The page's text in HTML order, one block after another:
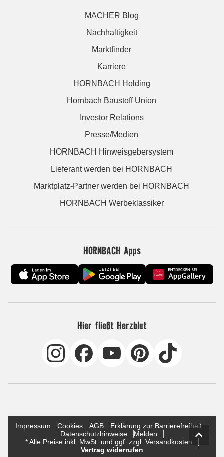
MACHER Blog
Nachhaltigkeit
Marktfinder
Karriere
HORNBACH Holding
Hornbach Baustoff Union
Investor Relations
Presse/Medien
HORNBACH Hinweisgebersystem
Lieferant werden bei HORNBACH
Marktplatz-Partner werden bei HORNBACH
HORNBACH Werbeklassiker
HORNBACH Apps
Hier fließt Herzblut
Impressum Cookies AGB
Erklärung zur Barrierefreiheit
Datenschutzhinweise
Melden
* Alle Preise inkl. MwSt. und ggf. zzgl. Versandkosten
Vertrag widerrufen